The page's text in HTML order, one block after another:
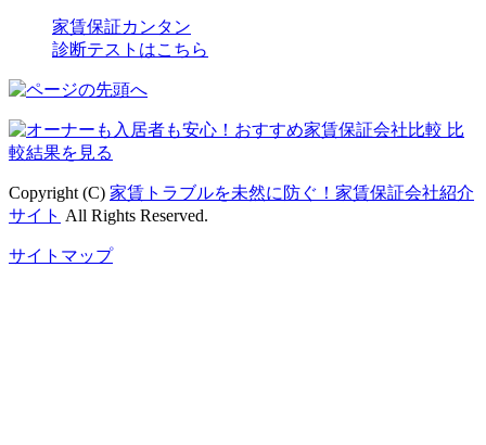
家賃保証カンタン
診断テストはこちら
Copyright (C) 家賃トラブルを未然に防ぐ！家賃保証会社紹介
サイト All Rights Reserved.
サイトマップ